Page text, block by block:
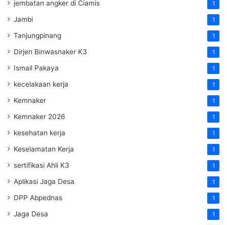
jembatan angker di Ciamis 1
Jambi 1
Tanjungpinang 1
Dirjen Binwasnaker K3 1
Ismail Pakaya 1
kecelakaan kerja 1
Kemnaker 1
Kemnaker 2026 1
kesehatan kerja 1
Keselamatan Kerja 1
sertifikasi Ahli K3 1
Aplikasi Jaga Desa 1
DPP Abpednas 1
Jaga Desa 1